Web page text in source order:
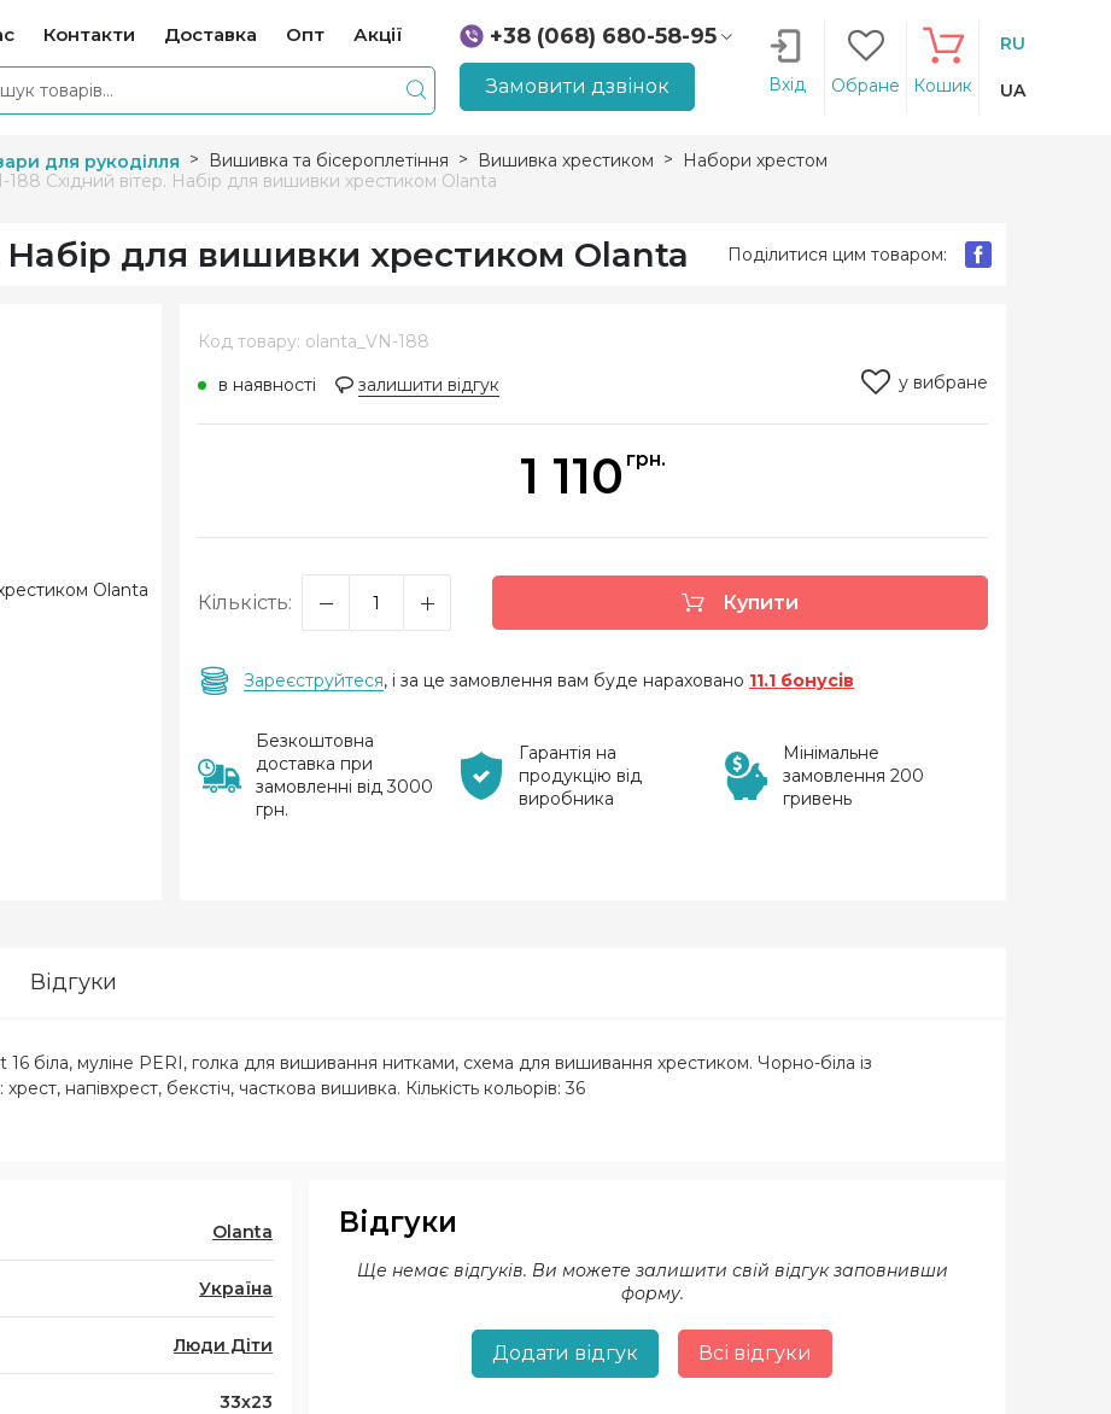
Контакти Доставка Опт Акції
+38 (068) 680-58-95
+38 (066) 207-14-90
Замовити дзвінок Вхід Обране Кошик
RU
UA
для рукоділля Вишивка та бісероплетіння Вишивка хрестиком
Набори хрестом
188 Східний вітер. Набір для вишивки хрестиком Olanta
Набір для вишивки хрестиком Olanta Поділитися цим товаром:
Код товару: olanta_VN-188
в наявності
залишити відгук у вибране
1 110 грн.
Кількість: Купити
Зареєструйтеся, і за це замовлення вам буде нараховано 11.1 бонусів
Безкоштовна
доставка при
замовленні від 3000
грн.
Гарантія на
продукцію від
виробника
Мінімальне
замовлення 200
гривень
Відгуки
16 біла, муліне PERI, голка для вишивання нитками, схема для вишивання хрестиком. Чорно-біла із
напівхрест, бекстіч, часткова вишивка. Кількість кольорів: 36
Olanta
Україна
Люди Діти
33х23
Відгуки
Ще немає відгуків. Ви можете залишити свій відгук заповнивши
форму.
Додати відгук Всі відгуки